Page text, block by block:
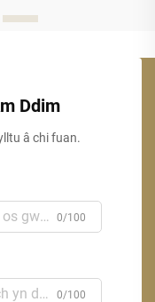
Ddim
â chi fuan.
0/100
0/100